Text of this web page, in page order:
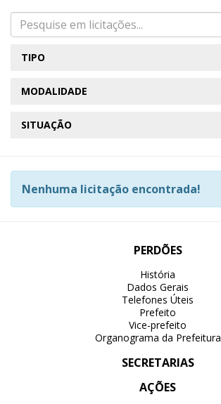
TIPO
MODALIDADE
SITUAÇÃO
Nenhuma licitação encontrada!
PERDÕES
História
Dados Gerais
Telefones Úteis
Prefeito
Vice-prefeito
Organograma da Prefeitura
SECRETARIAS
AÇÕES